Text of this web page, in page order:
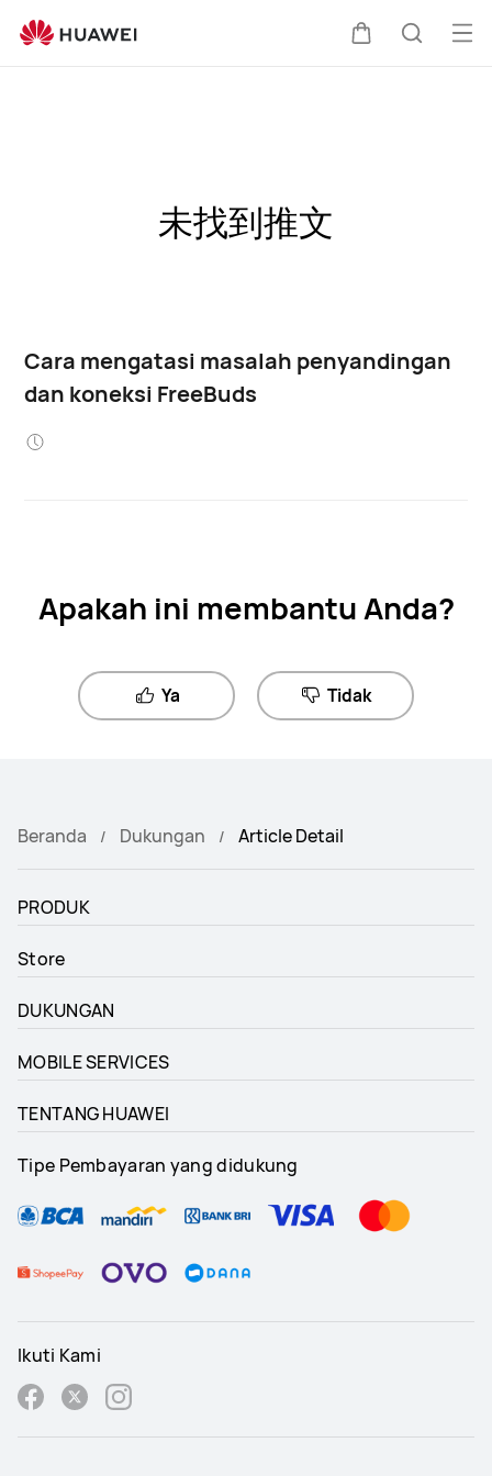
未找到推文
Cara mengatasi masalah penyandingan
dan koneksi FreeBuds
Apakah ini membantu Anda?
Ya Tidak
Beranda Dukungan Article Detail
PRODUK
Store
DUKUNGAN
MOBILE SERVICES
TENTANG HUAWEI
Tipe Pembayaran yang didukung
Ikuti Kami